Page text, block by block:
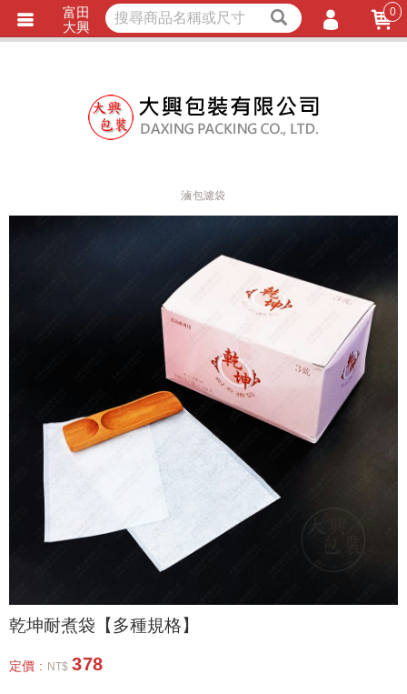
立即詢價 LINE詢問
滷包濾袋
乾坤耐煮袋【多種規格】
定價 : NT$ 378
富田
大興
0
會員註冊
忘記密碼
獨家商品 耐熱內襯